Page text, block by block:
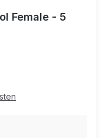
Female - 5